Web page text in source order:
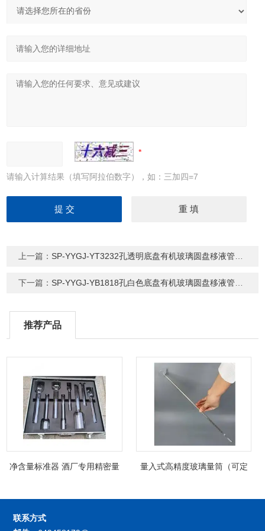
请输入计算结果（填写阿拉伯数字），如：三加四=7
上一篇： SP-YYGJ-YT3232孔透明底盘有机玻璃圆盘移液管架 吸管架
下一篇： SP-YYGJ-YB1818孔白色底盘有机玻璃圆盘移液管架 吸管架
推荐产品
净含量标准器 酒厂专用精密量
量入式高精度玻璃量筒（可定
联系方式